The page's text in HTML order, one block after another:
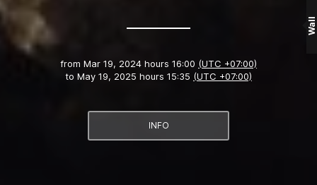
from Mar 19, 2024 hours 16:00 (UTC +07:00)
to May 19, 2025 hours 15:35 (UTC +07:00)
INFO
Wall